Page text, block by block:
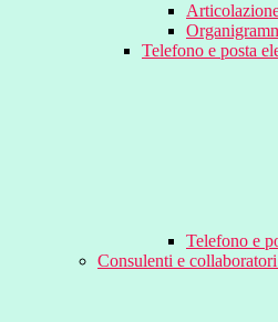
Telefono e posta
Telefono e
Consulenti e collaboratori